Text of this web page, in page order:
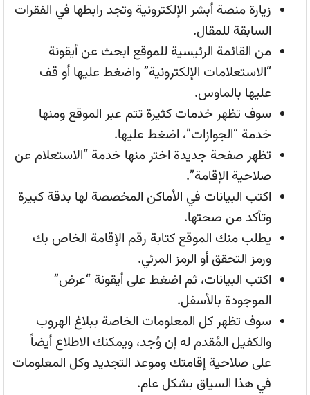
زيارة منصة أبشر الإلكترونية وتجد رابطها في الفقرات
السابقة للمقال.
من القائمة الرئيسية للموقع ابحث عن أيقونة
“الاستعلامات الإلكترونية” واضغط عليها أو قف
عليها بالماوس.
سوف تظهر خدمات كثيرة تتم عبر الموقع ومنها
خدمة “الجوازات”، اضغط عليها.
تظهر صفحة جديدة اختر منها خدمة “الاستعلام عن
صلاحية الإقامة”.
اكتب البيانات في الأماكن المخصصة لها بدقة كبيرة
وتأكد من صحتها.
يطلب منك الموقع كتابة رقم الإقامة الخاص بك
ورمز التحقق أو الرمز المرئي.
اكتب البيانات، ثم اضغط على أيقونة “عرض”
الموجودة بالأسفل.
سوف تظهر كل المعلومات الخاصة ببلاغ الهروب
والكفيل المُقدم له إن وُجد، ويمكنك الاطلاع أيضاً
على صلاحية إقامتك وموعد التجديد وكل المعلومات
في هذا السياق بشكل عام.